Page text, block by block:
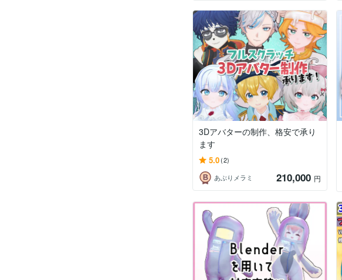
3Dアバターの制作、格安で承り
ます
5.0(2)
あぶりメラミ
210,000 円